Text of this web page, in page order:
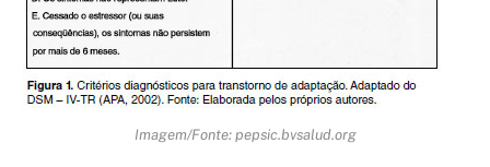
Imagem/Fonte: pepsic.bvsalud.org